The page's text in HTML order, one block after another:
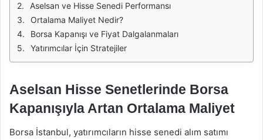
Aselsan ve Hisse Senedi Performansı
Ortalama Maliyet Nedir?
Borsa Kapanışı ve Fiyat Dalgalanmaları
Yatırımcılar İçin Stratejiler
Aselsan Hisse Senetlerinde Borsa
Kapanışıyla Artan Ortalama Maliyet
Borsa İstanbul, yatırımcıların hisse senedi alım satımı